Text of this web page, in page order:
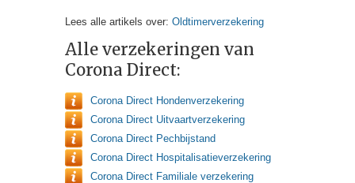
Lees alle artikels over: Oldtimerverzekering
Alle verzekeringen van
Corona Direct:
Corona Direct Hondenverzekering
Corona Direct Uitvaartverzekering
Corona Direct Pechbijstand
Corona Direct Hospitalisatieverzekering
Corona Direct Familiale verzekering